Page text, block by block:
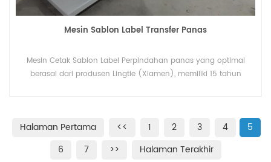
Mesin Sablon Label Transfer Panas
Mesin Cetak Sablon Label Perpindahan panas yang optimal
berasal dari produsen Lingtie (Xiamen), memiliki 15 tahun
Halaman Pertama << 1 2 3 4
5
6
7 >> Halaman Terakhir